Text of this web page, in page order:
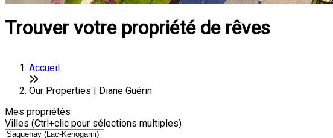
Trouver votre propriété de rêves
Accueil
Our Properties | Diane Guérin
Mes propriétés
Villes (Ctrl+clic pour sélections multiples)